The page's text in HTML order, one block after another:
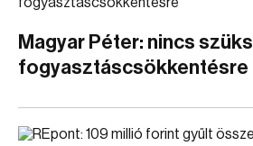
Magyar Péter: nincs
fogyasztáscsökkentésre